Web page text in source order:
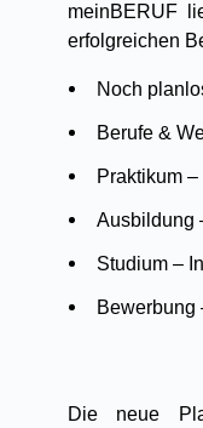
meinBERUF
erfolgreichen
Noch
Berufe &
Praktikum
Ausbildung
Studium –
Bewerbung
Die neue